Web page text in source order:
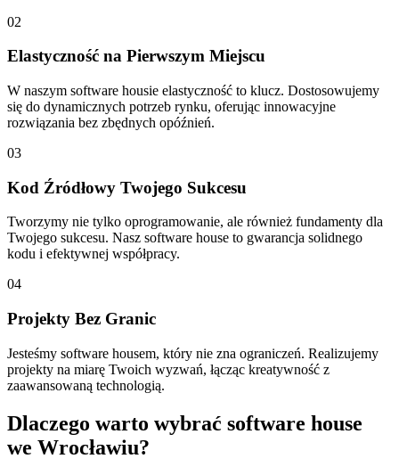
02
Elastyczność na Pierwszym Miejscu
W naszym software housie elastyczność to klucz. Dostosowujemy
się do dynamicznych potrzeb rynku, oferując innowacyjne
rozwiązania bez zbędnych opóźnień.
03
Kod Źródłowy Twojego Sukcesu
Tworzymy nie tylko oprogramowanie, ale również fundamenty dla
Twojego sukcesu. Nasz software house to gwarancja solidnego
kodu i efektywnej współpracy.
04
Projekty Bez Granic
Jesteśmy software housem, który nie zna ograniczeń. Realizujemy
projekty na miarę Twoich wyzwań, łącząc kreatywność z
zaawansowaną technologią.
Dlaczego warto wybrać software house
we Wrocławiu?